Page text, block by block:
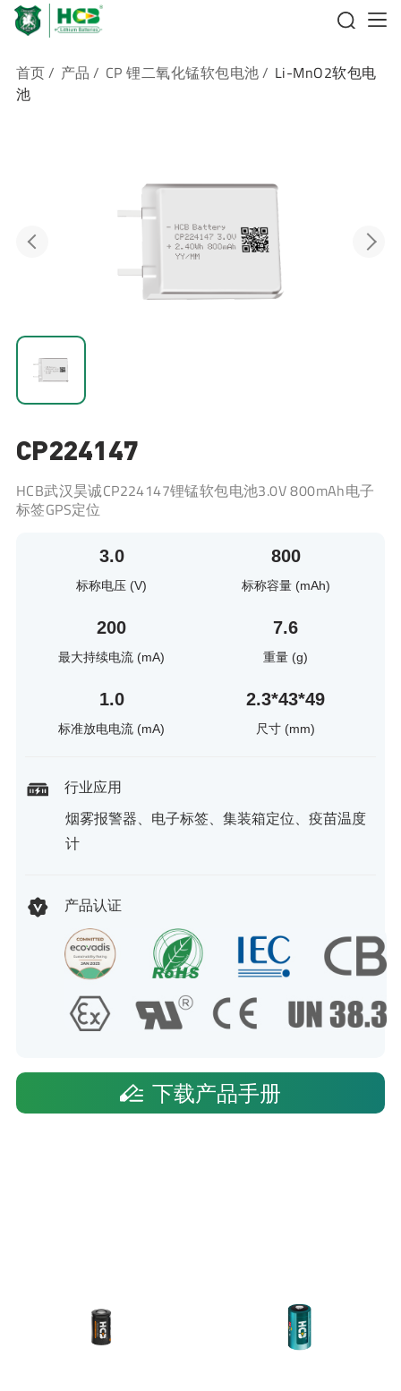
首页/ 产品 / CP 锂二氧化锰软包电池/ Li-MnO2软包电
池
CP224147
HCB武汉昊诚CP224147锂锰软包电池3.0V 800mAh电子
标签GPS定位
3.0
标称电压 (V)
800
标称容量 (mAh)
200
最大持续电流 (mA)
7.6
重量 (g)
1.0
标准放电电流 (mA)
2.3*43*49
尺寸 (mm)
行业应用
烟雾报警器、电子标签、集装箱定位、疫苗温度
计
产品认证
下载产品手册